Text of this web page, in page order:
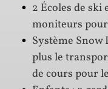
2 Écoles de ski
moniteurs pour
Système Snow
plus le
de cours pour